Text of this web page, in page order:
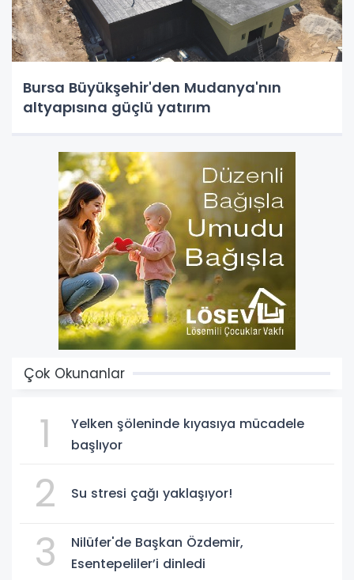
Bursa Büyükşehir'den Mudanya'nın
altyapısına güçlü yatırım
Çok Okunanlar
1
Yelken şöleninde kıyasıya mücadele
başlıyor
2 Su stresi çağı yaklaşıyor!
3
Nilüfer'de Başkan Özdemir,
Esentepeliler’i dinledi